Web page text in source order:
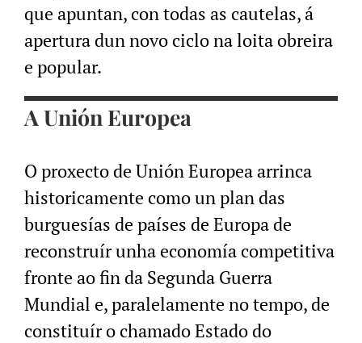
que apuntan, con todas as cautelas, á
apertura dun novo ciclo na loita obreira
e popular.
A Unión Europea
O proxecto de Unión Europea arrinca
historicamente como un plan das
burguesías de países de Europa de
reconstruír unha economía competitiva
fronte ao fin da Segunda Guerra
Mundial e, paralelamente no tempo, de
constituír o chamado Estado do